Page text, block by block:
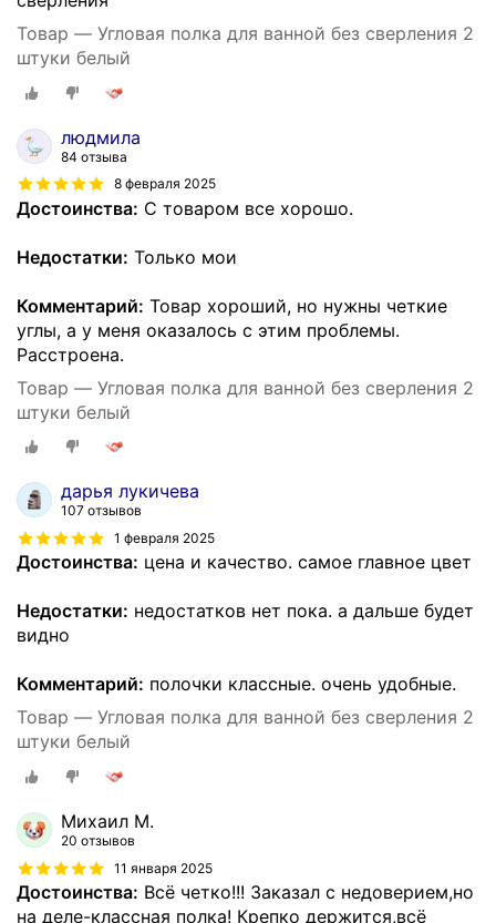
Товар — Угловая полка для ванной без сверления 2
штуки белый
людмила
84 отзыва
8 февраля 2025
Достоинства: С товаром все хорошо.
Недостатки: Только мои
Комментарий: Товар хороший, но нужны четкие
углы, а у меня оказалось с этим проблемы.
Расстроена.
Товар — Угловая полка для ванной без сверления 2
штуки белый
дарья лукичева
107 отзывов
1 февраля 2025
Достоинства: цена и качество. самое главное цвет
Недостатки: недостатков нет пока. а дальше будет
видно
Комментарий: полочки классные. очень удобные.
Товар — Угловая полка для ванной без сверления 2
штуки белый
Михаил М.
20 отзывов
11 января 2025
Достоинства: Всё четко!!! Заказал с недоверием,но
на деле-классная полка! Крепко держится,всё